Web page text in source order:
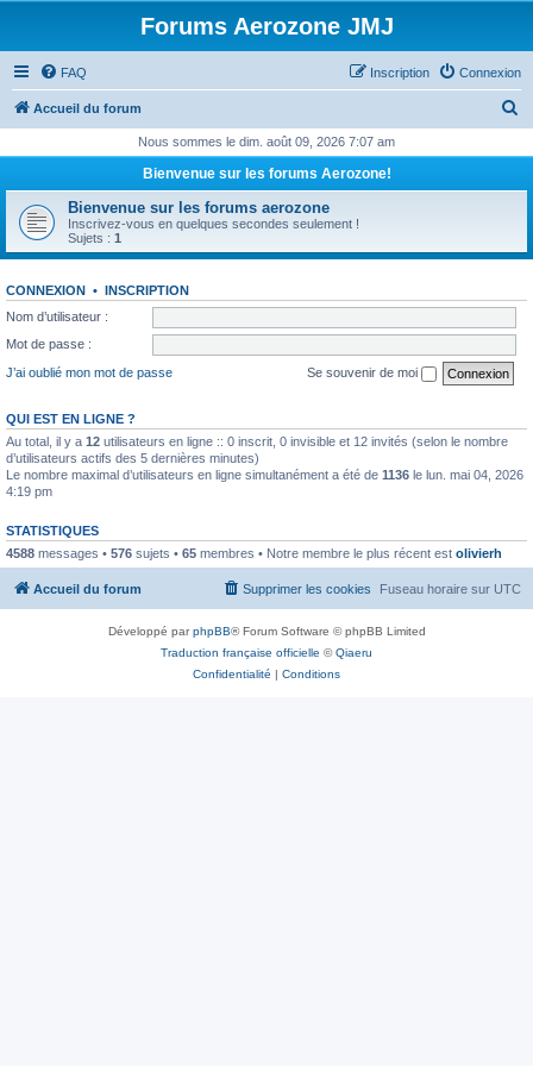
Forums Aerozone JMJ
FAQ Connexion
Inscription
Accueil du forum
h
r
Nous sommes le dim. août 09, 2026 7:07 am
Bienvenue sur les forums Aerozone!
Bienvenue sur les forums aerozone
Inscrivez-vous en quelques secondes seulement !
Sujets : 1
CONNEXION • INSCRIPTION
Nom d’utilisateur :
Mot de passe :
J’ai oublié mon mot de passe
Se souvenir de moi
QUI EST EN LIGNE ?
Au total, il y a 12 utilisateurs en ligne :: 0 inscrit, 0 invisible et 12 invités (selon le nombre
d’utilisateurs actifs des 5 dernières minutes)
Le nombre maximal d’utilisateurs en ligne simultanément a été de 1136 le lun. mai 04, 2026
4:19 pm
STATISTIQUES
4588 messages • 576 sujets • 65 membres • Notre membre le plus récent est olivierh
Accueil du forum Fuseau horaire sur UTC
Supprimer les cookies
Développé parphpBB® Forum Software © phpBB Limited
Traduction française officielle ©Qiaeru
Confidentialité | Conditions